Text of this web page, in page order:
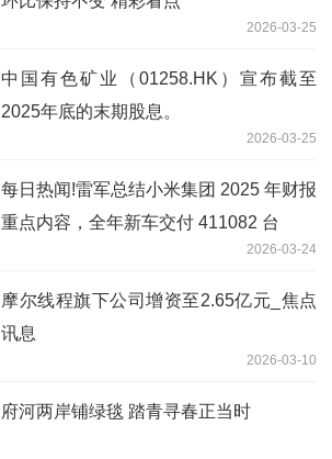
2026-03-25
中国有色矿业（01258.HK）宣布截至
2025年底的末期股息。
2026-03-25
每日热闻!雷军总结小米集团 2025 年财报
重点内容，全年新车交付 411082 台
2026-03-24
摩尔线程旗下公司增资至2.65亿元_焦点
讯息
2026-03-10
府河两岸铺绿毯 踏青寻春正当时